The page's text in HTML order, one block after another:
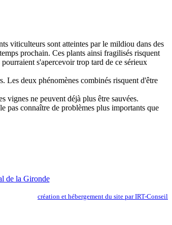
viticulteurs sont atteintes par le mildiou dans des
prochain. Ces plants ainsi fragilisés risquent
s'apercevoir trop tard de ce sérieux
Les deux phénomènes combinés risquent d'être
vignes ne peuvent déjà plus être sauvées.
pas connaître de problèmes plus importants que
création et hébergement du site par IRT-Conseil